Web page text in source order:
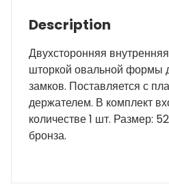
Description
Двухсторонняя
шторкой овальной формы
замков. Поставляется с
держателем. В комплект
количестве 1 шт. Размер:
бронза.